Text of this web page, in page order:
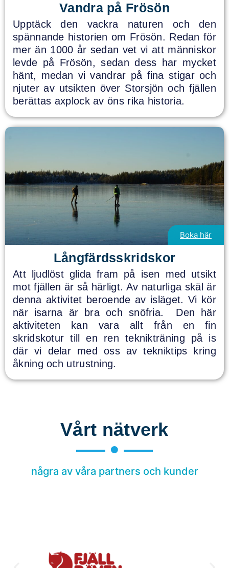
Vandra på Frösön
Upptäck den vackra naturen och den
spännande historien om Frösön. Redan för
mer än 1000 år sedan vet vi att människor
levde på Frösön, sedan dess har mycket
hänt, medan vi vandrar på fina stigar och
njuter av utsikten över Storsjön och fjällen
berättas axplock av öns rika historia.
Boka här
Långfärdsskridskor
Att ljudlöst glida fram på isen med utsikt
mot fjällen är så härligt. Av naturliga skäl är
denna aktivitet beroende av isläget. Vi kör
när isarna är bra och snöfria. Den här
aktiviteten kan vara allt från en fin
skridskotur till en ren teknikträning på is
där vi delar med oss av tekniktips kring
åkning och utrustning.
Vårt nätverk
några av våra partners och kunder